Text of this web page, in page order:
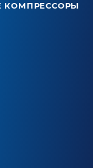
КОМПРЕССОРЫ